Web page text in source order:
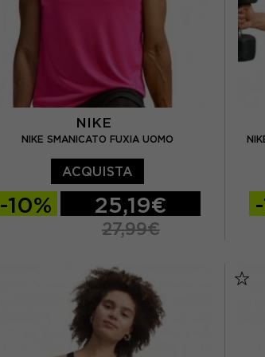
NIKE
NIKE SMANICATO FUXIA UOMO
ACQUISTA
-10% 25,19€
27,99€